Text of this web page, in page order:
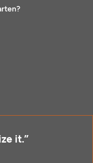
it.”